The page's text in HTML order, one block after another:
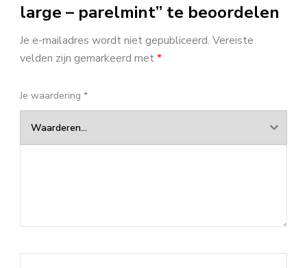
large – parelmint” te beoordelen
Je e-mailadres wordt niet gepubliceerd. Vereiste
velden zijn gemarkeerd met*
Je waardering *